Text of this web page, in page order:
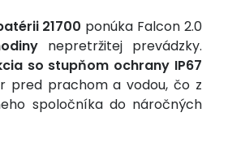
21700 ponúka Falcon 2.0
nepretržitej prevádzky.
so stupňom ochrany IP67
pred prachom a vodou, čo z
spoločníka do náročných